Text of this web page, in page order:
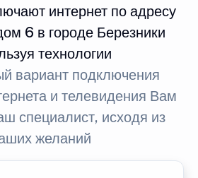
интернет по адресу
6 в городе Березники
технологии
вариант подключения
и телевидения Вам
специалист, исходя из
желаний